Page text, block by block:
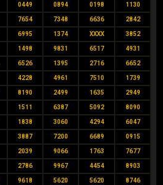
0449 0894 0198 1130
7654 7348 6636 2842
6995 1374 XXXX 3852
1498 9831 6517 4931
6526 1395 2716 6652
4228 4961 7510 1739
8190 2499 1635 2949
1511 6387 5092 8090
1838 3060 4294 6047
3887 7200 6689 0915
2039 9066 1763 7677
2786 9967 4454 8903
9618 5620 5620 8746